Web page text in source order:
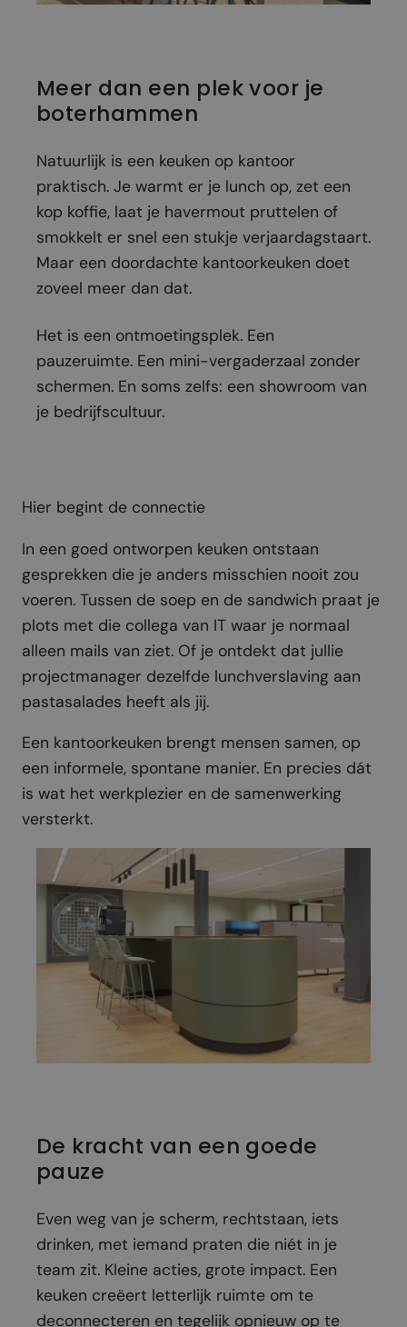
Meer dan een plek voor je
boterhammen
Natuurlijk is een keuken op kantoor
praktisch. Je warmt er je lunch op, zet een
kop koffie, laat je havermout pruttelen of
smokkelt er snel een stukje verjaardagstaart.
Maar een doordachte kantoorkeuken doet
zoveel meer dan dat.
Het is een ontmoetingsplek. Een
pauzeruimte. Een mini-vergaderzaal zonder
schermen. En soms zelfs: een showroom van
je bedrijfscultuur.
Hier begint de connectie
In een goed ontworpen keuken ontstaan
gesprekken die je anders misschien nooit zou
voeren. Tussen de soep en de sandwich praat je
plots met die collega van IT waar je normaal
alleen mails van ziet. Of je ontdekt dat jullie
projectmanager dezelfde lunchverslaving aan
pastasalades heeft als jij.
Een kantoorkeuken brengt mensen samen, op
een informele, spontane manier. En precies dát
is wat het werkplezier en de samenwerking
versterkt.
De kracht van een goede
pauze
Even weg van je scherm, rechtstaan, iets
drinken, met iemand praten die niét in je
team zit. Kleine acties, grote impact. Een
keuken creëert letterlijk ruimte om te
deconnecteren en tegelijk opnieuw op te